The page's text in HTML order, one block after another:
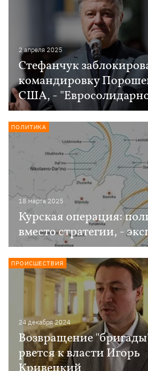
2 апреля 2025
Стефанчук
командировку
США, -
18 марта 2025
Курская операция:
вместо стратегии, -
ПОЛИТИКА
24 декабря 2024
Возвращение
рвется к власти Игорь
ПРОИСШЕСТВИЯ